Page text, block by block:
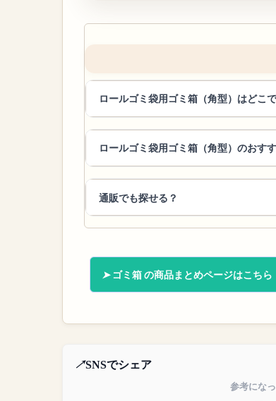
ロールゴミ袋用ゴミ箱（角型）はどこ
ロールゴミ袋用ゴミ箱（角型）のおす
通販でも探せる？
ゴミ箱 の商品まとめページはこちら
SNSでシェア
参考にな